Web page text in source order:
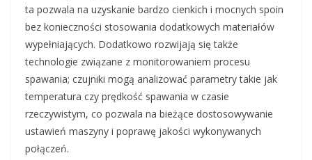
ta pozwala na uzyskanie bardzo cienkich i mocnych spoin
bez konieczności stosowania dodatkowych materiałów
wypełniających. Dodatkowo rozwijają się także
technologie związane z monitorowaniem procesu
spawania; czujniki mogą analizować parametry takie jak
temperatura czy prędkość spawania w czasie
rzeczywistym, co pozwala na bieżące dostosowywanie
ustawień maszyny i poprawę jakości wykonywanych
połączeń.